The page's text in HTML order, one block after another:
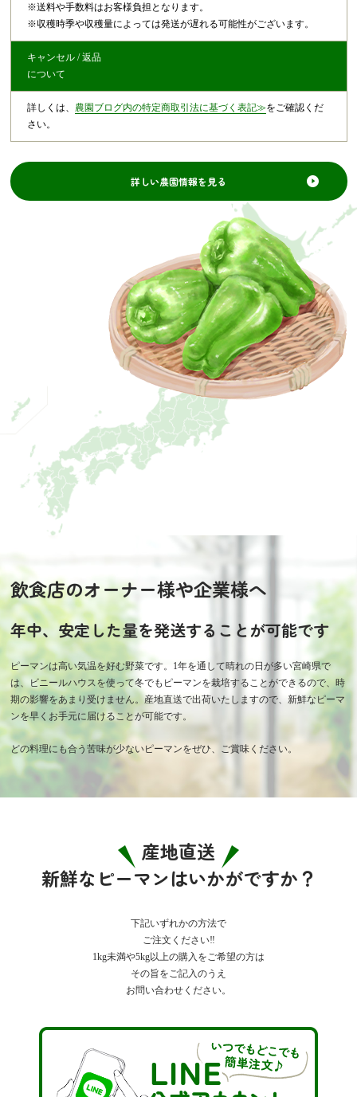
※送料や手数料はお客様負担となります。
※収穫時季や収穫量によっては発送が遅れる可能性がございます。
キャンセル / 返品
について
詳しくは、 農園ブログ内の特定商取引法に基づく表記≫をご確認くだ
さい。
詳しい農園情報を見る
飲食店のオーナー様や企業様へ
年中、安定した量を発送することが可能です
ピーマンは高い気温を好む野菜です。1年を通して晴れの日が多い宮崎県で
は、ビニールハウスを使って冬でもピーマンを栽培することができるので、時
期の影響をあまり受けません。産地直送で出荷いたしますので、新鮮なピーマ
ンを早くお手元に届けることが可能です。
どの料理にも合う苦味が少ないピーマンをぜひ、ご賞味ください。
産地直送
新鮮なピーマンはいかがですか？
下記いずれかの方法で
ご注文ください‼
1kg未満や5kg以上の購入をご希望の方は
その旨をご記入のうえ
お問い合わせください。